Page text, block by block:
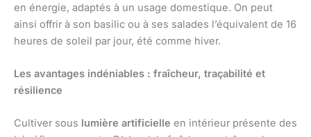
en énergie, adaptés à un usage domestique. On peut
ainsi offrir à son basilic ou à ses salades l’équivalent de 16
heures de soleil par jour, été comme hiver.
Les avantages indéniables : fraîcheur, traçabilité et
résilience
Cultiver sous lumière artificielle en intérieur présente des